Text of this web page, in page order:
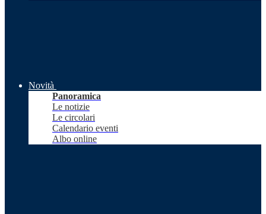
Novità
Panoramica
Le notizie
Le circolari
Calendario eventi
Albo online